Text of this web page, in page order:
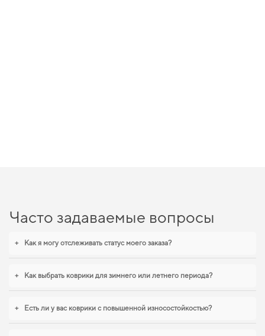
Часто задаваемые вопросы
+ Как я могу отслеживать статус моего заказа?
+ Как выбрать коврики для зимнего или летнего периода?
+ Есть ли у вас коврики с повышенной износостойкостью?